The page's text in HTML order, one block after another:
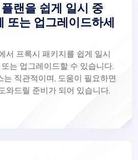
랜을 쉽게 일시 중
또는 업그레이드하세
서 프록시 패키지를 쉽게 일시
는 업그레이드할 수 있습니다.
는 직관적이며, 도움이 필요하면
와드릴 준비가 되어 있습니다.